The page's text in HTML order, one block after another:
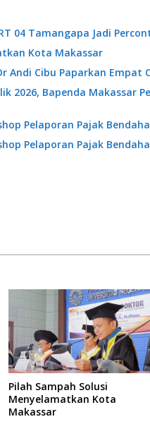
04 Tamangapa Jadi
Kota Makassar
Andi Cibu Paparkan Empat
2026, Bapenda Makassar
Pelaporan Pajak
Pelaporan Pajak
Pilah Sampah Solusi
Menyelamatkan Kota
Makassar